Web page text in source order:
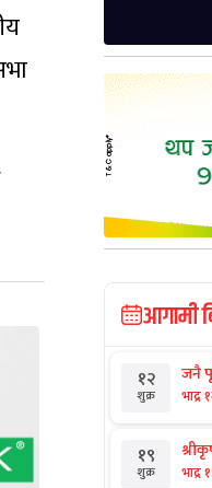
आगामी
१२
शुक्र
जनै
भाद्र
१९
शुक्र भाद्र